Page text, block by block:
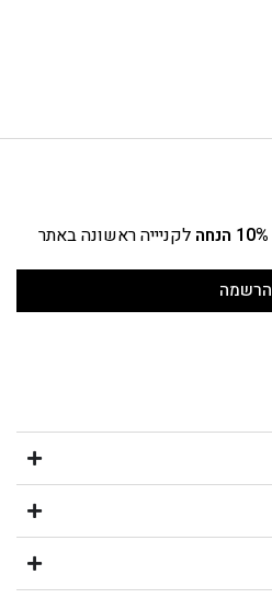
10% הנחה לקניייה ראשונה באתר
הרשמה